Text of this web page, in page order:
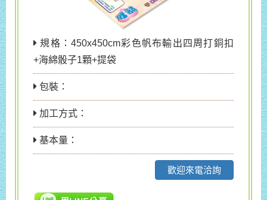
規格：450x450cm彩色帆布輸出四周打銅扣
+海綿骰子1顆+提袋
包裝：
加工方式：
基本量：
歡迎來電洽詢